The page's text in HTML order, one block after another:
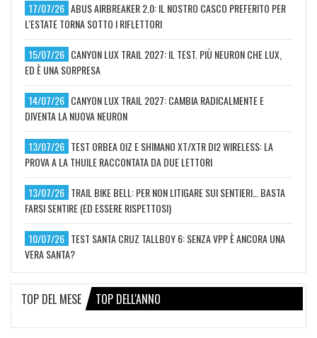
17/07/26 ABUS AIRBREAKER 2.0: IL NOSTRO CASCO PREFERITO PER
L'ESTATE TORNA SOTTO I RIFLETTORI
15/07/26 CANYON LUX TRAIL 2027: IL TEST. PIÙ NEURON CHE LUX,
ED È UNA SORPRESA
14/07/26 CANYON LUX TRAIL 2027: CAMBIA RADICALMENTE E
DIVENTA LA NUOVA NEURON
13/07/26 TEST ORBEA OIZ E SHIMANO XT/XTR DI2 WIRELESS: LA
PROVA A LA THUILE RACCONTATA DA DUE LETTORI
13/07/26 TRAIL BIKE BELL: PER NON LITIGARE SUI SENTIERI… BASTA
FARSI SENTIRE (ED ESSERE RISPETTOSI)
10/07/26 TEST SANTA CRUZ TALLBOY 6: SENZA VPP È ANCORA UNA
VERA SANTA?
TOP DEL MESE TOP DELL'ANNO